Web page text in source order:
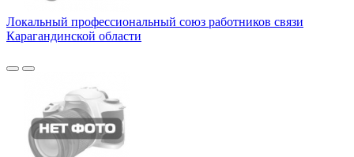
Локальный профессиональный союз работников связи
Карагандинской области